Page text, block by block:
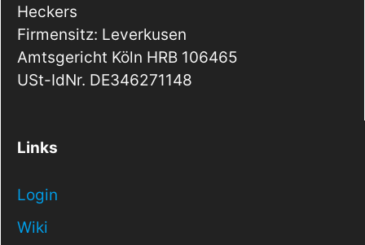
Heckers
Firmensitz: Leverkusen
Amtsgericht Köln HRB 106465
USt-IdNr. DE346271148
Links
Login
Wiki